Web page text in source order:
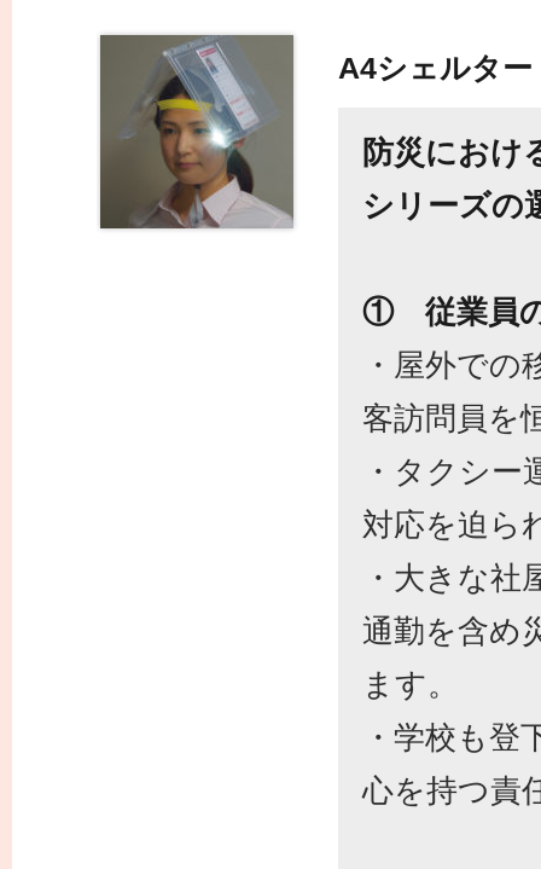
A4シェルタ
防災におけ
シリーズの
① 従業員の
・屋外で
客訪問員を
・タクシー
対応を迫ら
・大きな
通勤を含め
ます。
・学校も
心を持つ責